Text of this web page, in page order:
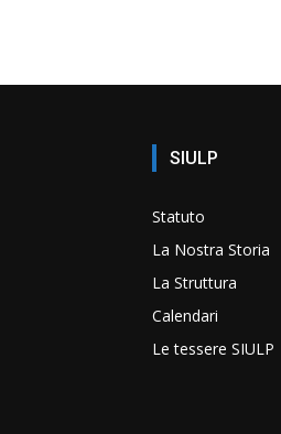
SIULP
Statuto
La Nostra Storia
La Struttura
Calendari
Le tessere SIULP